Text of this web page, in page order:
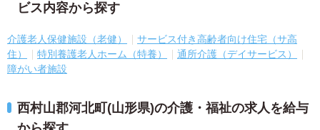
ビス内容から探す
介護老人保健施設（老健）
サービス付き高齢者向け住宅（サ高
住）
特別養護老人ホーム（特養）
通所介護（デイサービス）
障がい者施設
西村山郡河北町(山形県)の介護・福祉の求人を給与